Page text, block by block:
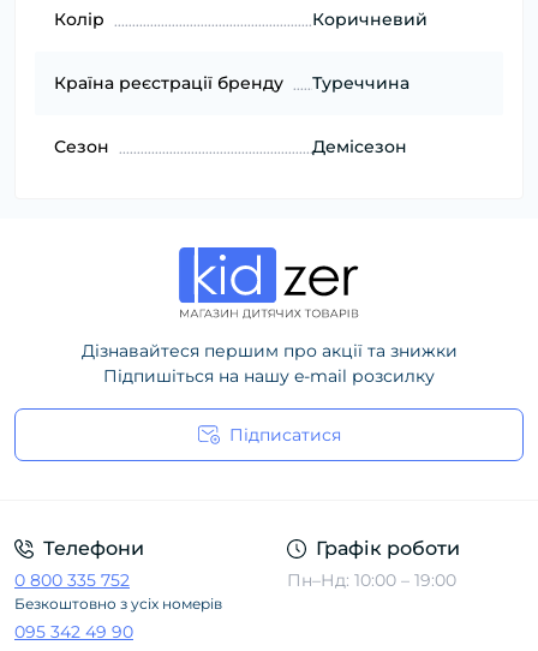
Колір Коричневий
Країна реєстрації бренду Туреччина
Сезон Демісезон
Дізнавайтеся першим про акції та знижки
Підпишіться на нашу e-mail розсилку
Підписатися
Телефони
0 800 335 752
Безкоштовно з усіх номерів
095 342 49 90
Графік роботи
Пн–Нд: 10:00 – 19:00